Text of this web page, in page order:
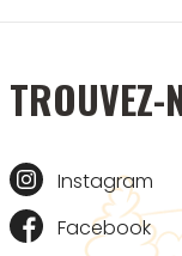
TROUVEZ-
Instagram
Facebook